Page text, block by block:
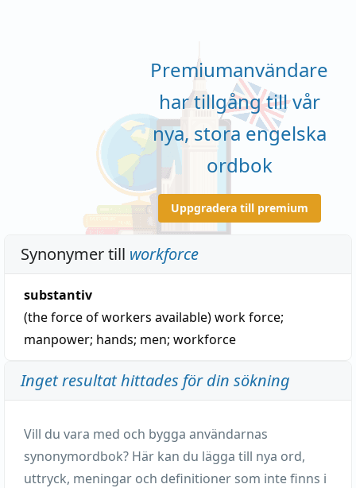
Premiumanvändare
har tillgång till vår
nya, stora engelska
ordbok
Uppgradera till premium
Synonymer till workforce
substantiv
(the force of workers available)work force;
manpower; hands; men; workforce
Inget resultat hittades för din sökning
Vill du vara med och bygga användarnas
synonymordbok? Här kan du lägga till nya ord,
uttryck, meningar och definitioner som inte finns i